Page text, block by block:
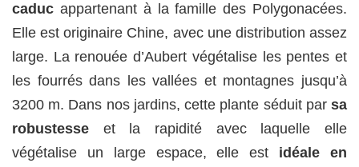
caduc appartenant à la famille des Polygonacées.
Elle est originaire Chine, avec une distribution assez
large. La renouée d’Aubert végétalise les pentes et
les fourrés dans les vallées et montagnes jusqu’à
3200 m. Dans nos jardins, cette plante séduit par sa
robustesse et la rapidité avec laquelle elle
végétalise un large espace, elle est idéale en